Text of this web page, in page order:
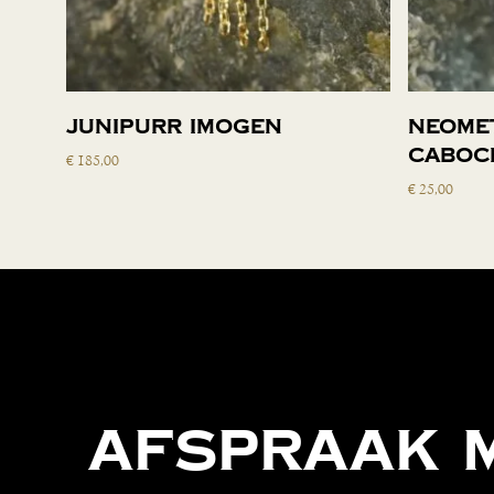
Toevoegen aan
Junipurr Imogen
€ 185,00
€25,00
Afspraak